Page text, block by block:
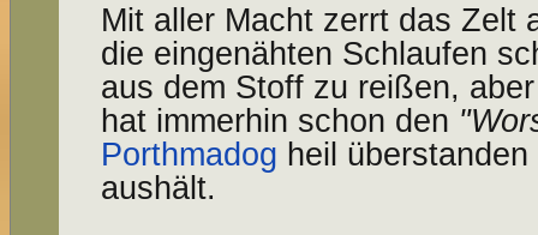
Mit aller Macht zerrt das Zelt
die eingenähten Schlaufen
aus dem Stoff zu reißen,
hat immerhin schon den
Porthmadog heil
aushält.